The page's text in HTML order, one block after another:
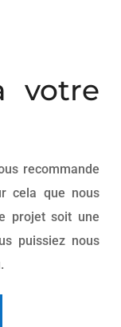
votre
recommande
cela que nous
projet soit une
puissiez nous